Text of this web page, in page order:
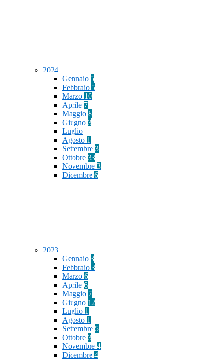
2024
Gennaio 5
Febbraio 5
Marzo 10
Aprile 7
Maggio 8
Giugno 3
Luglio
Agosto 1
Settembre 3
Ottobre 33
Novembre 3
Dicembre 6
2023
Gennaio 3
Febbraio 3
Marzo 6
Aprile 6
Maggio 7
Giugno 12
Luglio 1
Agosto 1
Settembre 5
Ottobre 3
Novembre 4
Dicembre 4